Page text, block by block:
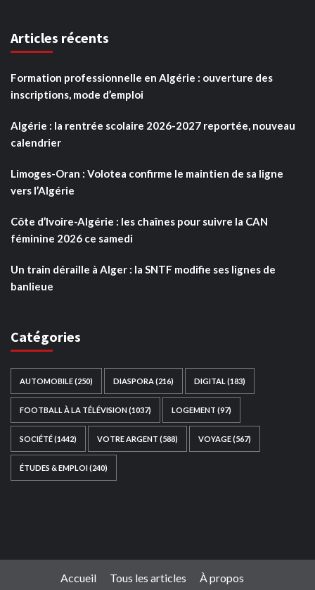
Articles récents
Formation professionnelle en Algérie : ouverture des
inscriptions, mode d’emploi
Algérie : la rentrée scolaire 2026-2027 reportée, nouveau
calendrier
Limoges-Oran : Volotea confirme le maintien de sa ligne
vers l’Algérie
Côte d’Ivoire-Algérie : les chaînes pour suivre la CAN
féminine 2026 ce samedi
Un train déraille à Alger : la SNTF modifie ses lignes de
banlieue
Catégories
AUTOMOBILE(250) DIASPORA (216) DIGITAL (183)
FOOTBALL À LA TÉLÉVISION(1037) LOGEMENT (97)
SOCIÉTÉ(1442) VOTRE ARGENT (588) VOYAGE(567)
ÉTUDES & EMPLOI(240)
Accueil Tous les articles
À propos